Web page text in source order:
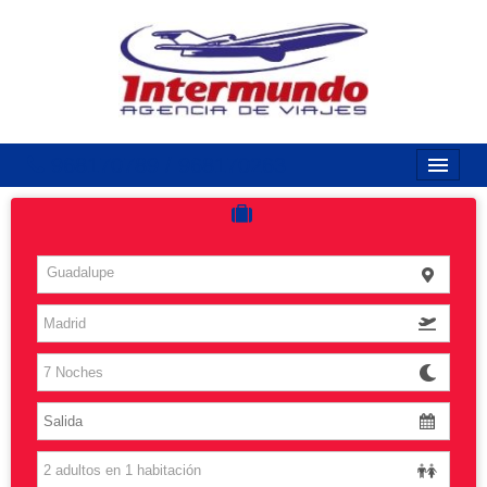
Costas
Vuelos
Islas
Caribe
Grandes Viajes
Guadalupe